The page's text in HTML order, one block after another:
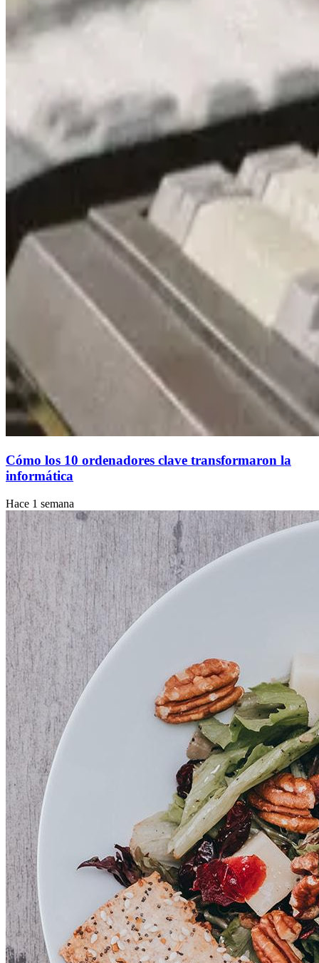
Cómo los 10 ordenadores clave transformaron la
informática
Hace 1 semana